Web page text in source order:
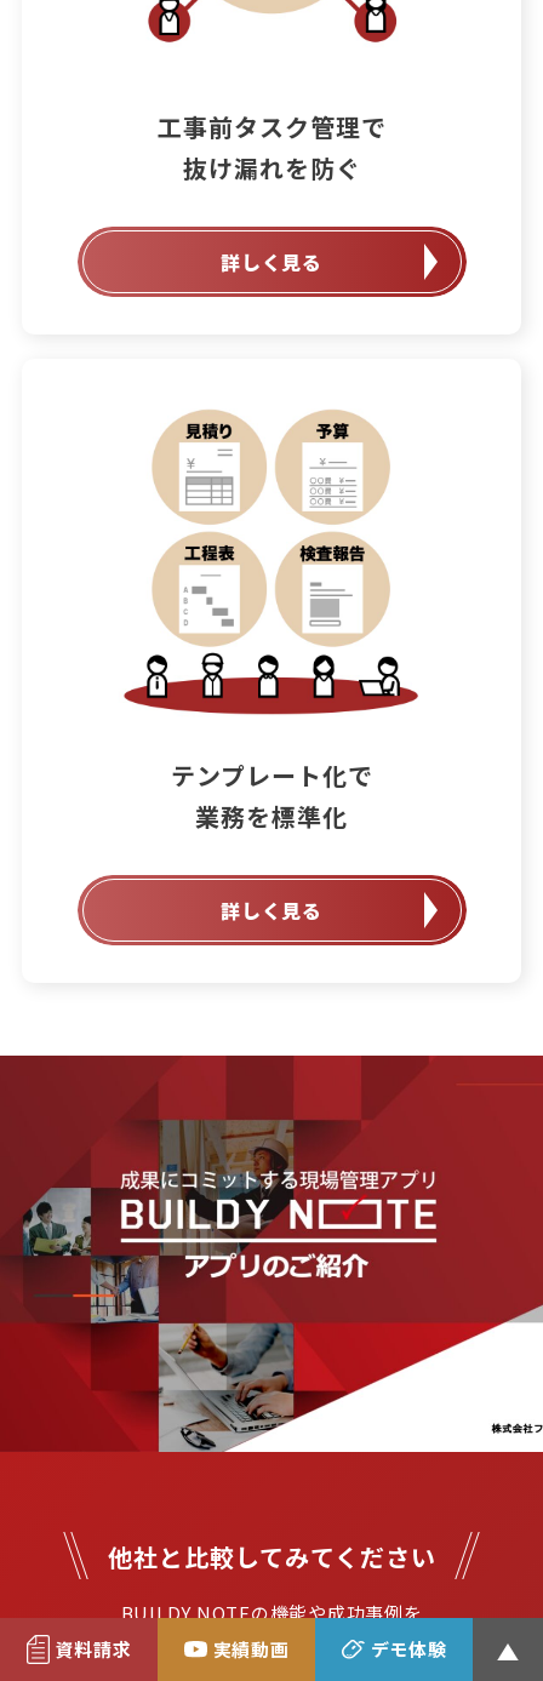
資料請求 実績動画 デモ体験
工事前タスク管理で
抜け漏れを防ぐ
詳しく見る
テンプレート化で
業務を標準化
詳しく見る
他社と比較してみてください
BUILDY NOTEの機能や成功事例を
余すところなく、わかりやすく解説！